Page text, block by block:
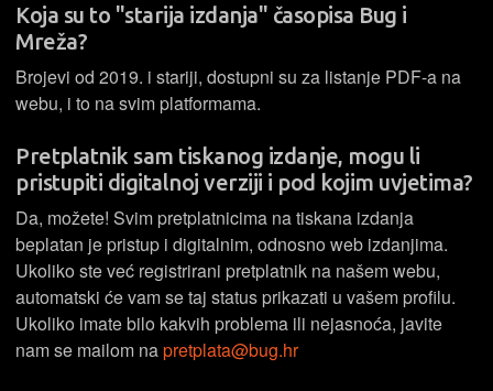
Koja su to "starija izdanja" časopisa Bug i
Mreža?
Brojevi od 2019. i stariji, dostupni su za listanje PDF-a na
webu, i to na svim platformama.
Pretplatnik sam tiskanog izdanje, mogu li
pristupiti digitalnoj verziji i pod kojim uvjetima?
Da, možete! Svim pretplatnicima na tiskana izdanja
beplatan je pristup i digitalnim, odnosno web izdanjima.
Ukoliko ste već registrirani pretplatnik na našem webu,
automatski će vam se taj status prikazati u vašem profilu.
Ukoliko imate bilo kakvih problema ili nejasnoća, javite
nam se mailom napretplata@bug.hr